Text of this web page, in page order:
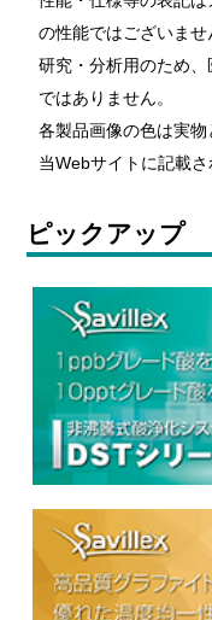
の性能ではございませ
研究・分析用のため
ではありません。
各製品画像の色は実物
当Webサイトに記載
ピックアップ